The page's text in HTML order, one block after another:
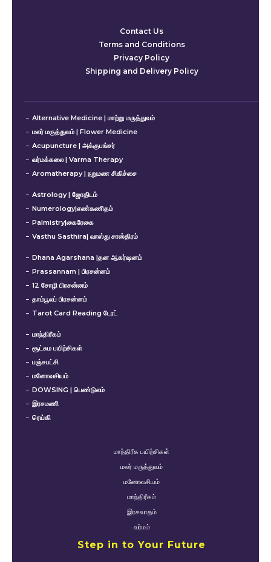
Contact Us
Terms and Conditions
Privacy Policy
Shipping and Delivery Policy
Alternative Medicine | மாற்று மருத்துவம்
மலர் மருத்துவம் | Flower Medicine
Acupuncture | அக்குபங்சர்
வர்மக்கலை | Varma Therapy
Aromatherapy | நறுமண சிகிச்சை
Astrology | ஜோதிடம்
Numerology|எண்கணிதம்
Palmistry|கைரேகை
Vasthu Sasthira| வாஸ்து சாஸ்திரம்
Dhana Agarshana |தன ஆகர்ஷனம்
Prassannam | பிரசன்னம்
12 சோழி பிரசன்னம்
தாம்பூலப் பிரசன்னம்
Tarot Card Reading டேரட்
மாந்திரீகம்
சூட்சும பயிற்சிகள்
பஞ்சபட்சி
மனோவசியம்
DOWSING | பெண்டுலம்
இரசமணி
ரெய்கி
மாந்திரீக பயிற்சிகள்
மலர் மருத்துவம்
மனோவசியம்
மாந்திரீகம்
இரசவாதம்
வர்மம்
Step in to Your Future